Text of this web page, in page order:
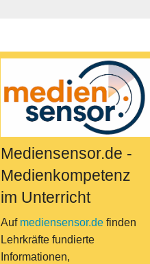
Reisen, Events & Sport
E-Cards
Mediensensor.de -
Medienkompetenz
im Unterricht
Auf mediensensor.definden
Lehrkräfte fundierte
Informationen,